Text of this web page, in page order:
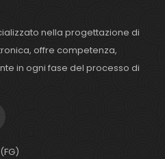
nella progettazione di
offre competenza,
in ogni fase del processo di